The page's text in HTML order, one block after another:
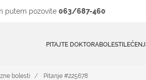
putem pozovite 063/687-460
PITAJTE DOKTORABOLESTI
bolesti Pitanje #225678